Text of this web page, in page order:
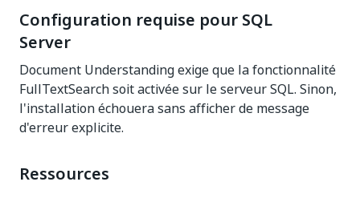
Configuration requise pour SQL
Server
Document Understanding exige que la fonctionnalité
FullTextSearch soit activée sur le serveur SQL. Sinon,
l'installation échouera sans afficher de message
d'erreur explicite.
Ressources